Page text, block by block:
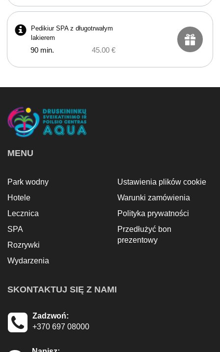
Pedikiur SPA z długotrwałym
lakierem
90 min. 45.00 €
MENU
Park wodny
Hotele
Lecznica
SPA
Rozrywki
Wydarzenia
Ustawienia plików cookie
Warunki zamówienia
Polityka prywatności
Przedłużyć bon
prezentowy
SKONTAKTUJ SIĘ Z NAMI
Zadzwoń:
+370 697 08000